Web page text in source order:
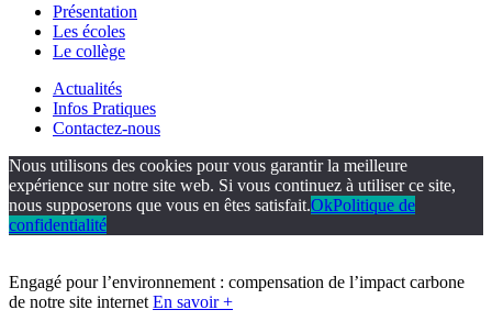
Présentation
Les écoles
Le collège
Actualités
Infos Pratiques
Contactez-nous
Nous utilisons des cookies pour vous garantir la meilleure
expérience sur notre site web. Si vous continuez à utiliser ce site,
nous supposerons que vous en êtes satisfait.OkPolitique de
confidentialité
Engagé pour l’environnement : compensation de l’impact carbone
de notre site internet En savoir +